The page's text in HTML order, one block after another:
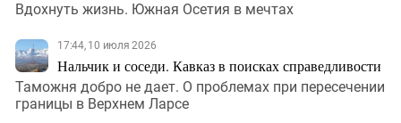
Вдохнуть жизнь. Южная Осетия в мечтах
17:44, 10 июля 2026
Нальчик и соседи. Кавказ в поисках справедливости
Таможня добро не дает. О проблемах при пересечении
границы в Верхнем Ларсе